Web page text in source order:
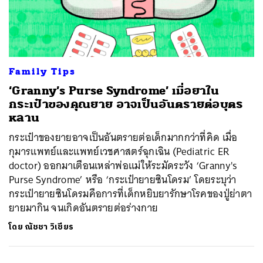
Family Tips
‘Granny’s Purse Syndrome’ เมื่อยาใน
กระเป๋าของคุณยาย อาจเป็นอันตรายต่อบุตร
หลาน
กระเป๋าของยายอาจเป็นอันตรายต่อเด็กมากกว่าที่คิด เมื่อ
กุมารแพทย์และแพทย์เวชศาสตร์ฉุกเฉิน (Pediatric ER
doctor) ออกมาเตือนเหล่าพ่อแม่ให้ระมัดระวัง ‘Granny's
Purse Syndrome’ หรือ ‘กระเป๋ายายซินโดรม’ โดยระบุว่า
กระเป๋ายายซินโดรมคือการที่เด็กหยิบยารักษาโรคของปู่ย่าตา
ยายมากิน จนเกิดอันตรายต่อร่างกาย
โดย ณัชชา วิเชียร
ค้นหา
SHARE